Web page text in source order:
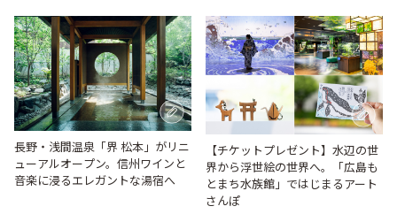
長野・浅間温泉「界 松本」がリニ
ューアルオープン。信州ワインと
音楽に浸るエレガントな湯宿へ
【チケットプレゼント】水辺の世
界から浮世絵の世界へ。「広島も
とまち水族館」ではじまるアート
さんぽ